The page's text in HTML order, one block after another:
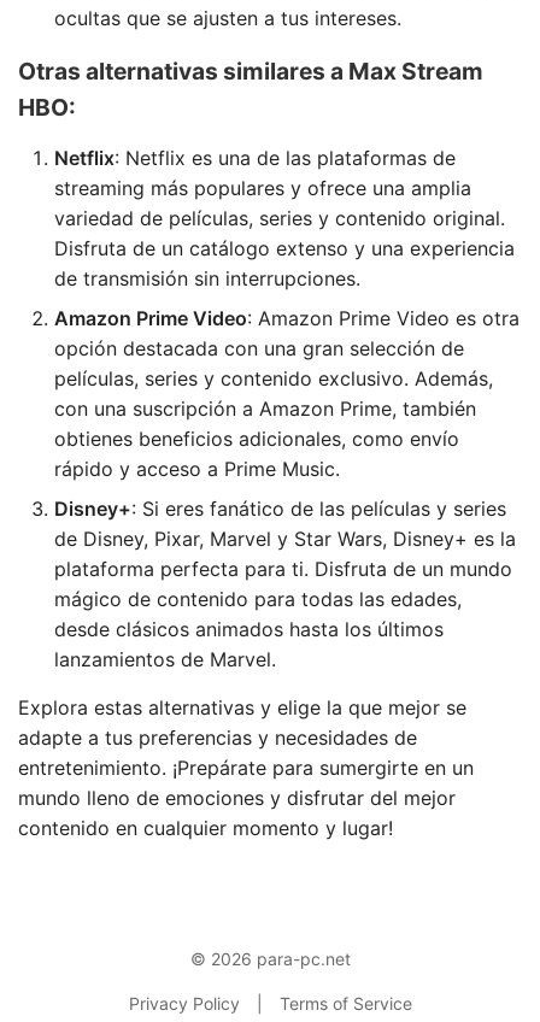
ocultas que se ajusten a tus intereses.
Otras alternativas similares a Max Stream
HBO:
Netflix: Netflix es una de las plataformas de
streaming más populares y ofrece una amplia
variedad de películas, series y contenido original.
Disfruta de un catálogo extenso y una experiencia
de transmisión sin interrupciones.
Amazon Prime Video: Amazon Prime Video es otra
opción destacada con una gran selección de
películas, series y contenido exclusivo. Además,
con una suscripción a Amazon Prime, también
obtienes beneficios adicionales, como envío
rápido y acceso a Prime Music.
Disney+: Si eres fanático de las películas y series
de Disney, Pixar, Marvel y Star Wars, Disney+ es la
plataforma perfecta para ti. Disfruta de un mundo
mágico de contenido para todas las edades,
desde clásicos animados hasta los últimos
lanzamientos de Marvel.
Explora estas alternativas y elige la que mejor se
adapte a tus preferencias y necesidades de
entretenimiento. ¡Prepárate para sumergirte en un
mundo lleno de emociones y disfrutar del mejor
contenido en cualquier momento y lugar!
© 2026 para-pc.net
Privacy Policy Terms of Service